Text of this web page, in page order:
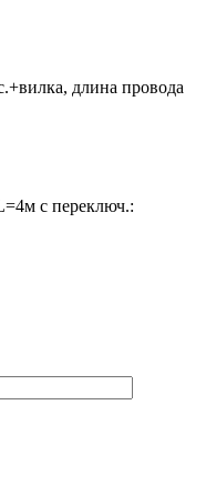
длина провода
с переключ.: